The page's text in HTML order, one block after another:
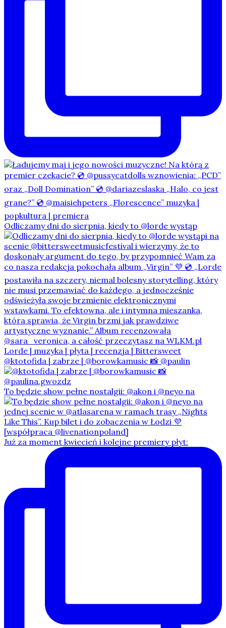
Odliczamy dni do sierpnia, kiedy to @lorde wystąp
@ktotofida | zabrze | @borowkamusic 📸 @paulin
To będzie show pełne nostalgii: @akon i @neyo na
Już za moment kwiecień i kolejne premiery płyt: